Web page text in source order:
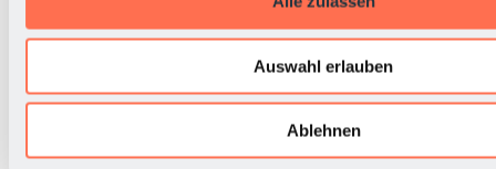
Auswahl erlauben
Ablehnen
Zurück